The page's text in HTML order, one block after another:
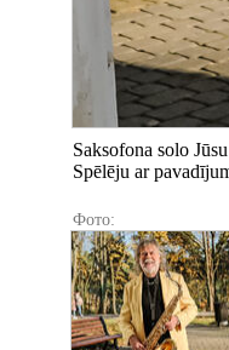
Saksofona solo
Spēlēju ar
Фото: